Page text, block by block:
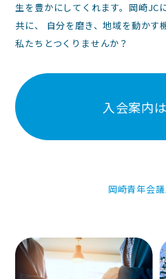
生を豊かにしてくれます。岡崎JC
共に、 自分を磨き、地域を動かす
私たちとつくりませんか？
入会案内
岡崎青年会